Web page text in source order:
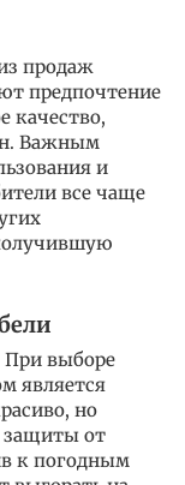
продаж
предпочтение
качество,
Важным
и
все чаще
При выборе
является
но
защиты от
к погодным